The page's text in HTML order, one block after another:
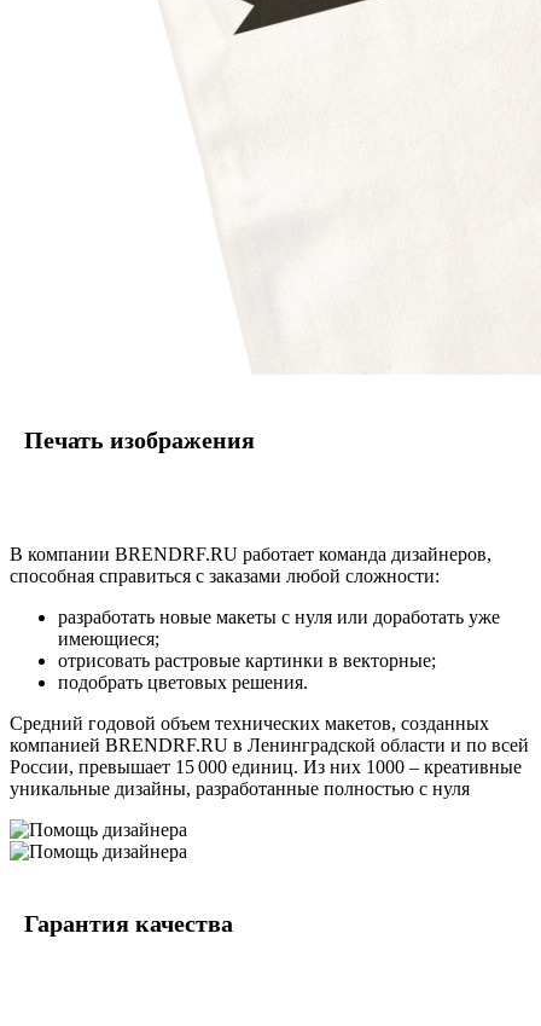
Печать изображения
В компании BRENDRF.RU работает команда дизайнеров,
способная справиться с заказами любой сложности:
разработать новые макеты с нуля или доработать уже
имеющиеся;
отрисовать растровые картинки в векторные;
подобрать цветовых решения.
Средний годовой объем технических макетов, созданных
компанией BRENDRF.RU в Ленинградской области и по всей
России, превышает 15 000 единиц. Из них 1000 – креативные
уникальные дизайны, разработанные полностью с нуля
Гарантия качества